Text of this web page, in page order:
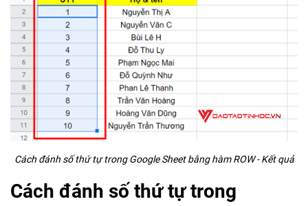
Cách đánh số thứ tự trong Google Sheet bằng hàm ROW - Kết quả
Cách đánh số thứ tự trong